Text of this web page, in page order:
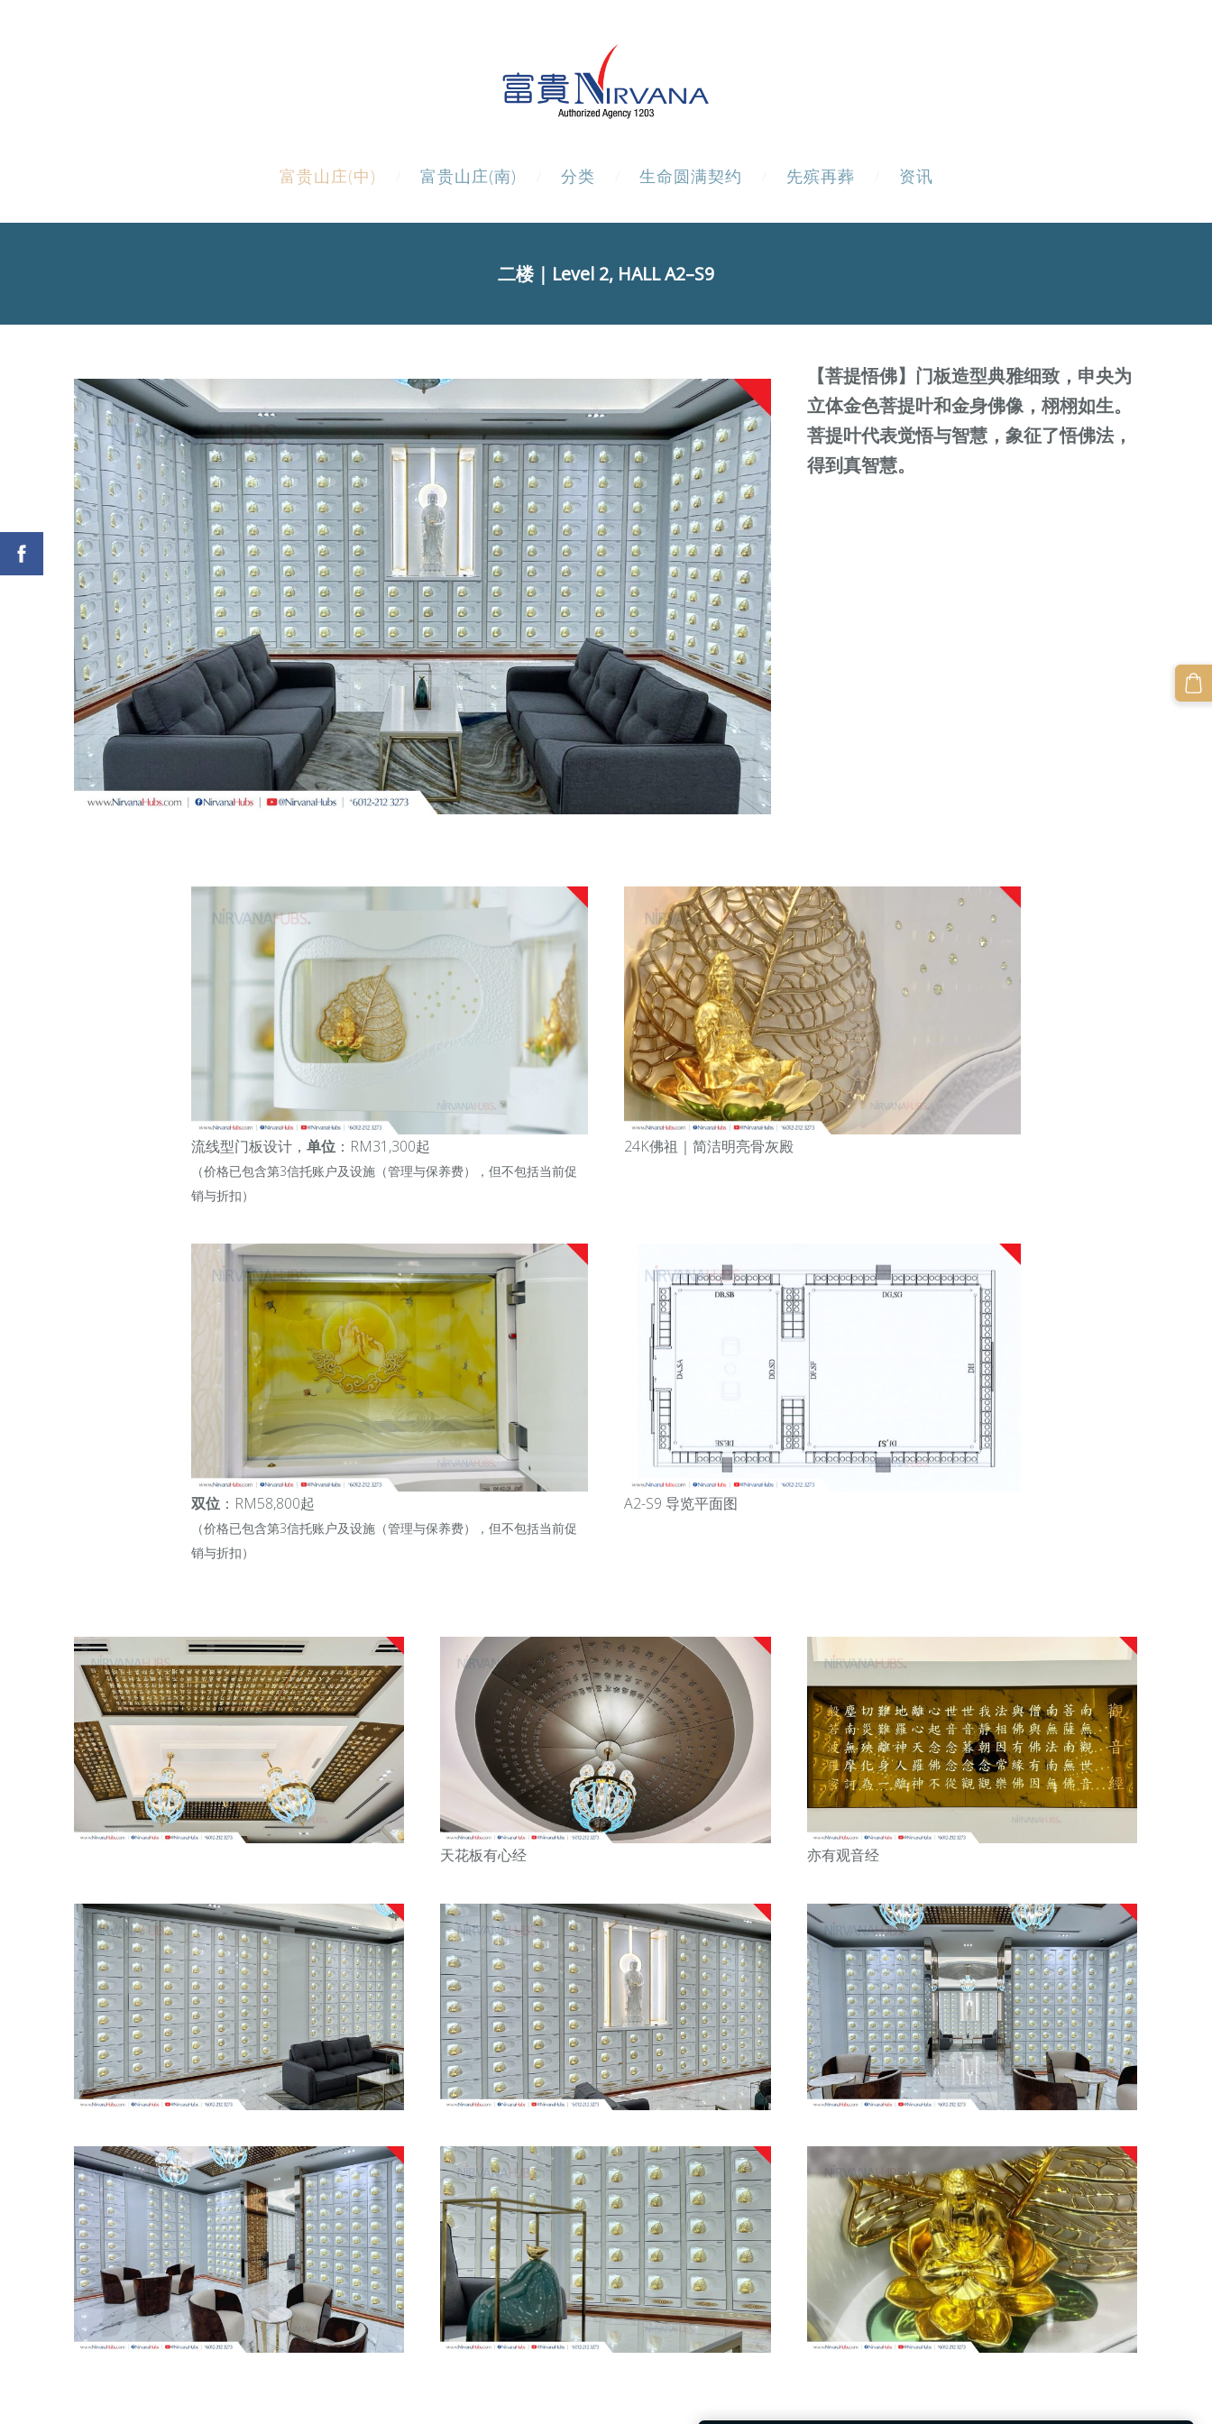
富贵山庄(中) 富贵山庄(南) 分类 生命圆满契约 先殡再葬 资讯
二楼 ｜Level 2, HALL A2–S9
【菩提悟佛】 门板造型典雅细致，申央为
立体金色菩提叶和金身佛像，栩栩如生。
菩提叶代表觉悟与智慧，象征了悟佛法，
得到真智慧。
流线型门板设计， 单位 ：RM31,300起
（价格已包含第3信托账户及设施（管理与保养费），但不包括当前促
销与折扣）
24K佛祖｜ 简洁明亮骨灰殿
双位 ：RM58,800起
（价格已包含第3信托账户及设施（管理与保养费），但不包括当前促
销与折扣）
A2-S9 导览平面图
天花板有心经 亦有观音经